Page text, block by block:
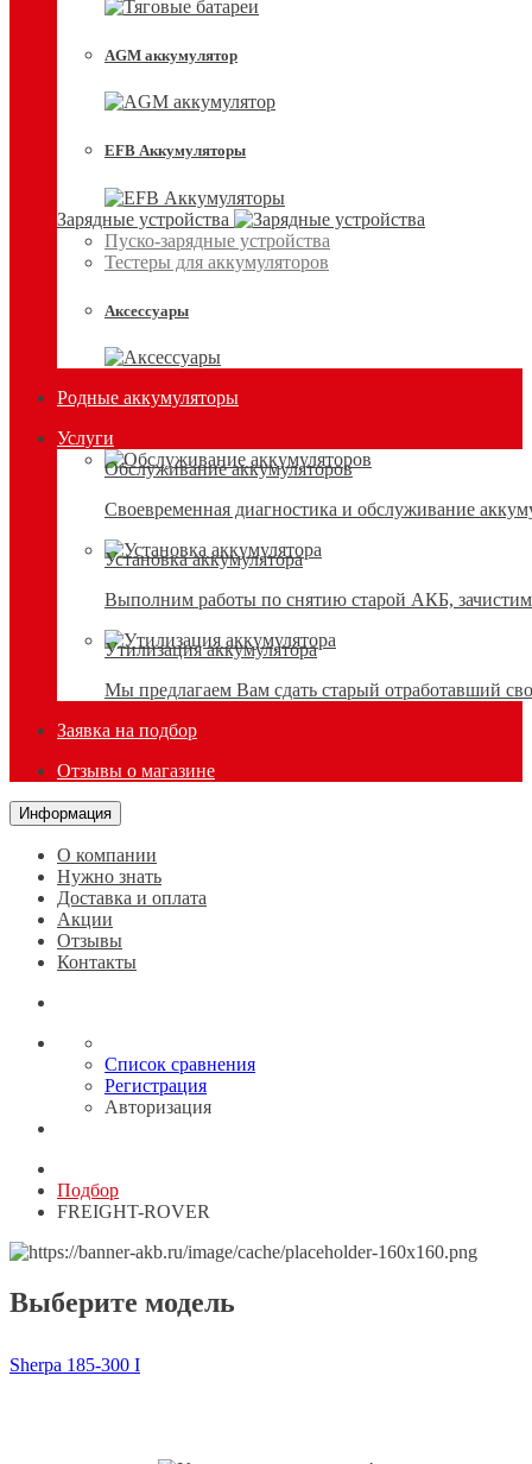
AGM аккумулятор
EFB Аккумуляторы
Зарядные устройства
Пуско-зарядные устройства
Тестеры для аккумуляторов
Аксессуары
Родные аккумуляторы
Услуги
Обслуживание аккумуляторов
Своевременная диагностика и обслуживание
Установка аккумулятора
Выполним работы по снятию старой АКБ, зачистим
Утилизация аккумулятора
Мы предлагаем Вам сдать старый отработавший
Заявка на подбор
Отзывы о магазине
Информация
О компании
Нужно знать
Доставка и оплата
Акции
Отзывы
Контакты
Список сравнения
Регистрация
Авторизация
Подбор
FREIGHT-ROVER
Выберите модель
Sherpa 185-300 I